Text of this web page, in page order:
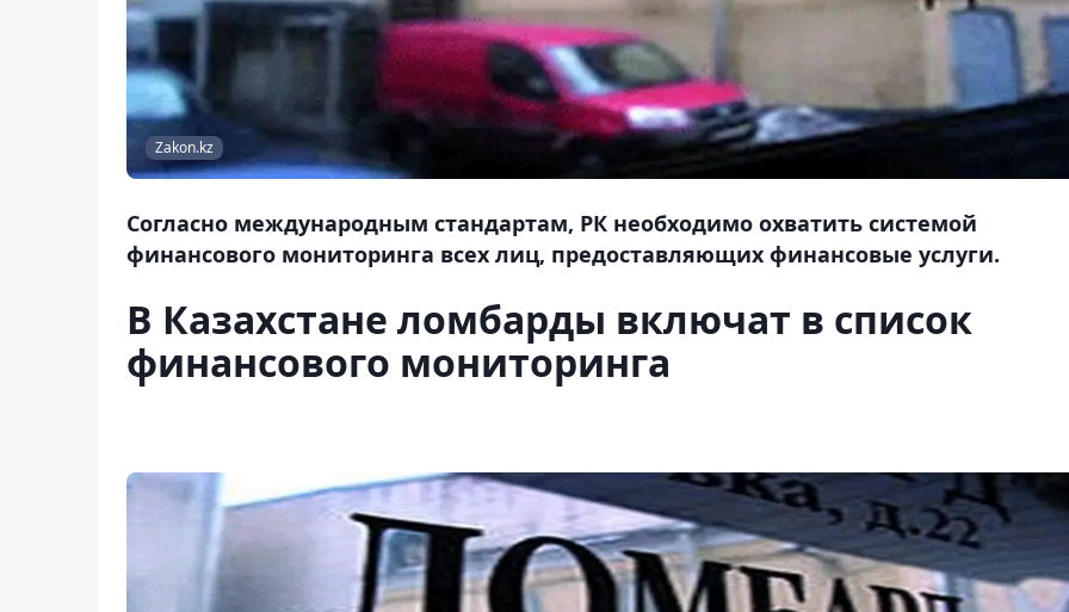
Zakon.kz
Согласно международным стандартам, РК необходимо охватить системой
финансового мониторинга всех лиц, предоставляющих финансовые услуги.
В Казахстане ломбарды включат в список
финансового мониторинга